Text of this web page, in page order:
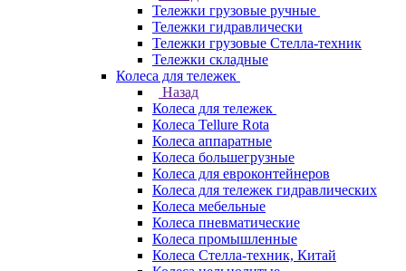
Тележки грузовые ручные
Тележки гидравлически
Тележки грузовые Стелла-техник
Тележки складные
Колеса для тележек
Назад
Колеса для тележек
Колеса Tellure Rota
Колеса аппаратные
Колеса большегрузные
Колеса для евроконтейнеров
Колеса для тележек гидравлических
Колеса мебельные
Колеса пневматические
Колеса промышленные
Колеса Стелла-техник, Китай